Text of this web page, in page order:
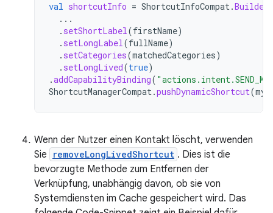
val shortcutInfo = ShortcutInfoCompat.Builder
...
. setShortLabel(firstName)
. setLongLabel(fullName)
. setCategories(matchedCategories)
. setLongLived(true)
.addCapabilityBinding(
ShortcutManagerCompat.pushDynamicShortcut(
Wenn der Nutzer einen Kontakt löscht, verwenden
Sie
removeLongLivedShortcut . Dies ist die
bevorzugte Methode zum Entfernen der
Verknüpfung, unabhängig davon, ob sie von
Systemdiensten im Cache gespeichert wird. Das